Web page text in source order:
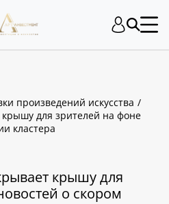
произведений искусства
для зрителей на фоне
кластера
крышу для
о скором